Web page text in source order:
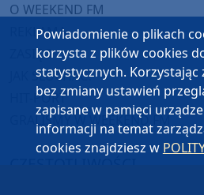
O WEEKEND FM
REKLAMA
ZASIĘG
JAK SŁUCHAĆ?
HIT-PORT
GRALIŚMY W WEEKEND FM
Powiadomienie o plikach
korzysta z plików cookies
statystycznych. Korzystając
bez zmiany ustawień
zapisane w pamięci
informacji na temat
cookies znajdziesz w